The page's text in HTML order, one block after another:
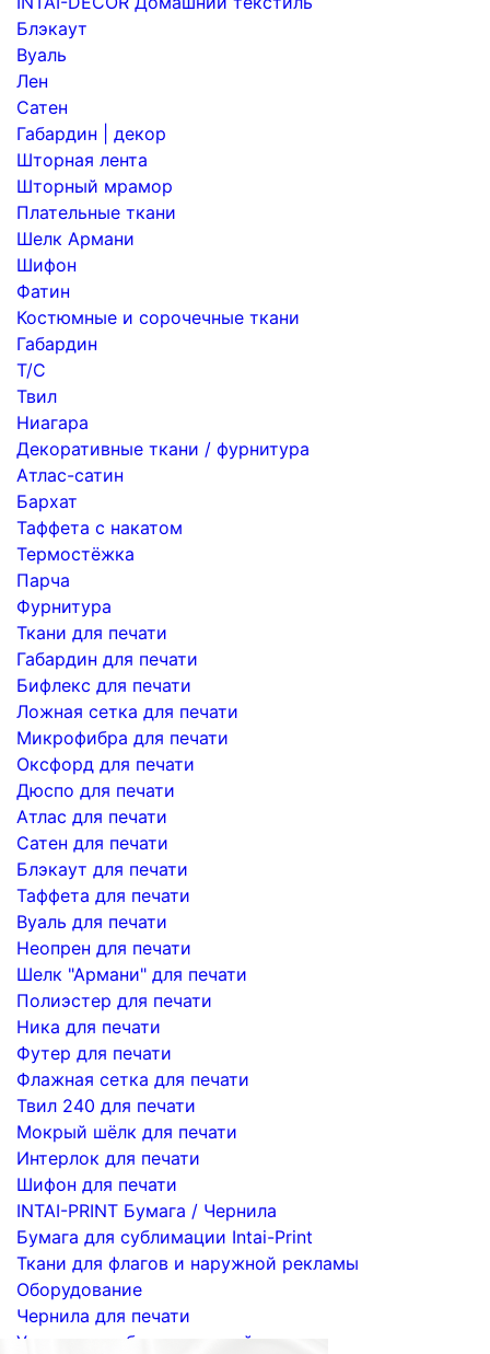
Блэкаут
Вуаль
Лен
Сатен
Габардин | декор
Шторная лента
Шторный мрамор
Плательные ткани
Шелк Армани
Шифон
Фатин
Костюмные и сорочечные ткани
Габардин
Т/С
Твил
Ниагара
Декоративные ткани / фурнитура
Атлас-сатин
Бархат
Таффета с накатом
Термостёжка
Парча
Фурнитура
Ткани для печати
Габардин для печати
Бифлекс для печати
Ложная сетка для печати
Микрофибра для печати
Оксфорд для печати
Дюспо для печати
Атлас для печати
Сатен для печати
Блэкаут для печати
Таффета для печати
Вуаль для печати
Неопрен для печати
Шелк "Армани" для печати
Полиэстер для печати
Ника для печати
Футер для печати
Флажная сетка для печати
Твил 240 для печати
Мокрый шёлк для печати
Интерлок для печати
Шифон для печати
INTAI-PRINT Бумага / Чернила
Бумага для сублимации Intai-Print
Ткани для флагов и наружной рекламы
Оборудование
Чернила для печати
Услуги по сублимационной печати